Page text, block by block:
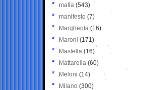
mafia (543)
manifesto (7)
Margherita (16)
Maroni (171)
Mastella (16)
Mattarella (60)
Meloni (14)
Milano (300)